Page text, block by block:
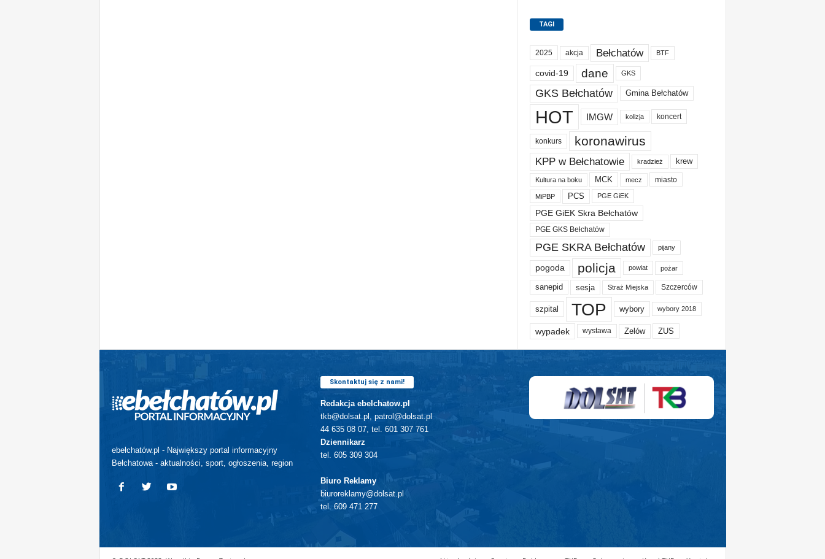
TAGI
2025 akcja Bełchatów BTF
covid-19 dane GKS
GKS Bełchatów Gmina Bełchatów
HOT IMGW kolizja koncert
konkurs koronawirus
KPP w Bełchatowie kradzież krew
Kultura na boku MCK mecz miasto
MiPBP PCS PGE GiEK
PGE GiEK Skra Bełchatów
PGE GKS Bełchatów
PGE SKRA Bełchatów pijany
pogoda policja powiat pożar
sanepid sesja Straż Miejska Szczerców
szpital TOP wybory wybory 2018
wypadek wystawa Zelów ZUS
ebełchatów.pl - Największy portal informacyjny
Bełchatowa - aktualności, sport, ogłoszenia, region
Skontaktuj się z nami!
Redakcja ebelchatow.pl
tkb@dolsat.pl, patrol@dolsat.pl
44 635 08 07, tel. 601 307 761
Dziennikarz
tel. 605 309 304
Biuro Reklamy
biuroreklamy@dolsat.pl
tel. 609 471 277